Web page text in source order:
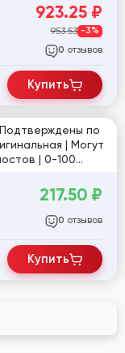
923.25 ₽
953.53 -3%
0 отзывов
Купить
по
| Могут
| 0-100
217.50 ₽
0 отзывов
Купить